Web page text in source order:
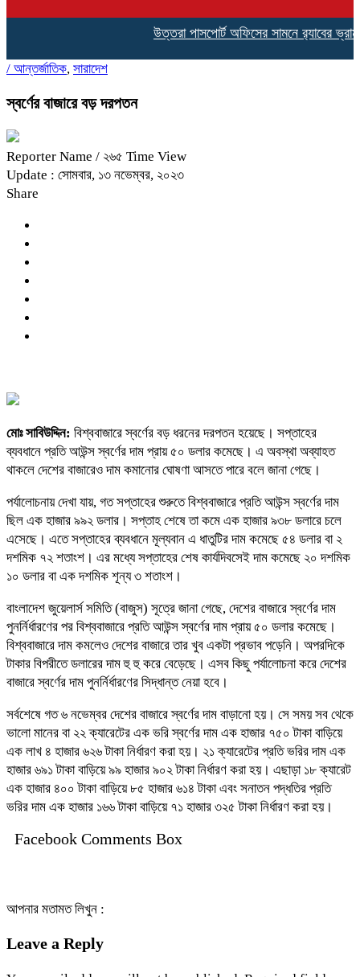
উত্তরা পাসপোর্ট অফিসের সামনে র‍্যাবের
/ আন্তর্জাতিক, সারাদেশ
স্বর্ণের বাজারে বড় দরপতন
Reporter Name / ২৬৫ Time View
Update : সোমবার, ১৩ নভেম্বর, ২০২৩
Share
মোঃ সাবিউদ্দিন: বিশ্ববাজারে স্বর্ণের বড় ধরনের দরপতন হয়েছে। সপ্তাহের
ব্যবধানে প্রতি আউন্স স্বর্ণের দাম প্রায় ৫০ ডলার কমেছে। এ অবস্থা অব্যাহত
থাকলে দেশের বাজারেও দাম কমানোর ঘোষণা আসতে পারে বলে জানা গেছে।
পর্যালোচনায় দেখা যায়, গত সপ্তাহের শুরুতে বিশ্ববাজারে প্রতি আউন্স স্বর্ণের দাম
ছিল এক হাজার ৯৯২ ডলার। সপ্তাহ শেষে তা কমে এক হাজার ৯৩৮ ডলারে চলে
এসেছে। এতে সপ্তাহের ব্যবধানে মূল্যবান এ ধাতুটির দাম কমেছে ৫৪ ডলার বা ২
দশমিক ৭২ শতাংশ। এর মধ্যে সপ্তাহের শেষ কার্যদিবসেই দাম কমেছে ২০ দশমিক
১০ ডলার বা এক দশমিক শূন্য ৩ শতাংশ।
বাংলাদেশ জুয়েলার্স সমিতি (বাজুস) সূত্রে জানা গেছে, দেশের বাজারে স্বর্ণের দাম
পুনর্নির্ধারণের পর বিশ্ববাজারে প্রতি আউন্স স্বর্ণের দাম প্রায় ৫০ ডলার কমেছে।
বিশ্ববাজারে দাম কমলেও দেশের বাজারে তার খুব একটা প্রভাব পড়েনি। অপরদিকে
টাকার বিপরীতে ডলারের দাম হু হু করে বেড়েছে। এসব কিছু পর্যালোচনা করে দেশের
বাজারে স্বর্ণের দাম পুনর্নির্ধারণের সিদ্ধান্ত নেয়া হবে।
সর্বশেষে গত ৬ নভেম্বর দেশের বাজারে স্বর্ণের দাম বাড়ানো হয়। সে সময় সব থেকে
ভালো মানের বা ২২ ক্যারেটের এক ভরি স্বর্ণের দাম এক হাজার ৭৫০ টাকা বাড়িয়ে
এক লাখ ৪ হাজার ৬২৬ টাকা নির্ধারণ করা হয়। ২১ ক্যারেটের প্রতি ভরির দাম এক
হাজার ৬৯১ টাকা বাড়িয়ে ৯৯ হাজার ৯০২ টাকা নির্ধারণ করা হয়। এছাড়া ১৮ ক্যারেট
এক হাজার ৪০০ টাকা বাড়িয়ে ৮৫ হাজার ৬১৪ টাকা এবং সনাতন পদ্ধতির প্রতি
ভরির দাম এক হাজার ১৬৬ টাকা বাড়িয়ে ৭১ হাজার ৩২৫ টাকা নির্ধারণ করা হয়।
Facebook Comments Box
আপনার মতামত লিখুন :
Leave a Reply